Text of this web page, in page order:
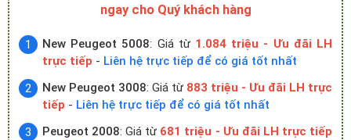
ngay cho Quý khách hàng
New Peugeot 5008: Giá từ 1.084 triệu - Ưu đãi LH
trực tiếp - Liên hệ trực tiếp để có giá tốt nhất
New Peugeot 3008: Giá từ 883 triệu - Ưu đãi LH trực
tiếp - Liên hệ trực tiếp để có giá tốt nhất
Peugeot 2008: Giá từ 681 triệu - Ưu đãi LH trực tiếp